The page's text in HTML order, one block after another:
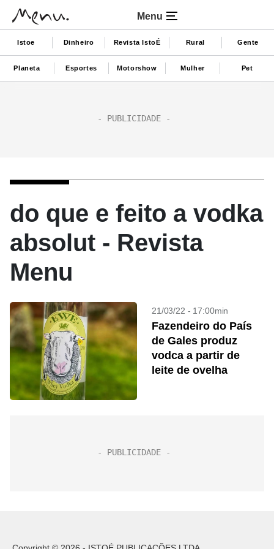
Menu
Istoe Dinheiro Revista IstoÉ Rural Gente
Planeta Esportes Motorshow Mulher Pet
do que e feito a vodka
absolut - Revista
Menu
21/03/22 - 17:00min
Fazendeiro do País
de Gales produz
vodca a partir de
leite de ovelha